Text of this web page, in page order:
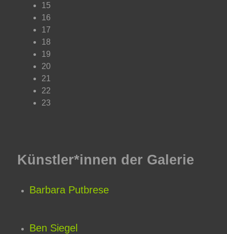
15
16
17
18
19
20
21
22
23
Künstler*innen der Galerie
Barbara Putbrese
Ben Siegel